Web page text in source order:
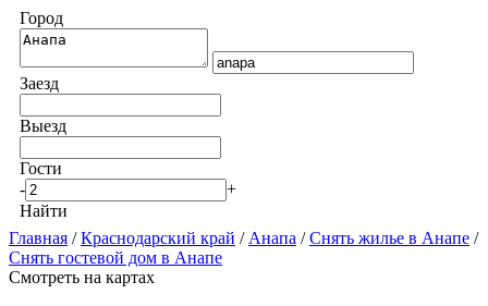
Город
Заезд
Выезд
Гости
-
+
Найти
Главная /Краснодарский край / Анапа /Снять жилье в Анапе /
Снять гостевой дом в Анапе
Смотреть на картах